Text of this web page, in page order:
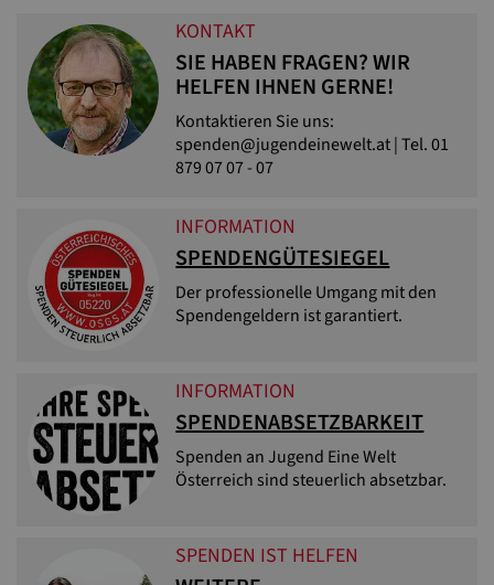
KONTAKT
SIE HABEN FRAGEN? WIR
HELFEN IHNEN GERNE!
Kontaktieren Sie uns:
spenden@jugendeinewelt.at | Tel. 01
879 07 07 - 07
INFORMATION
SPENDENGÜTESIEGEL
Der professionelle Umgang mit den
Spendengeldern ist garantiert.
INFORMATION
SPENDENABSETZBARKEIT
Spenden an Jugend Eine Welt
Österreich sind steuerlich absetzbar.
SPENDEN IST HELFEN